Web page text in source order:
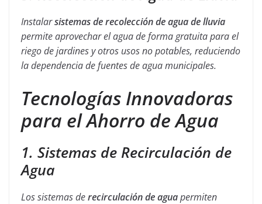
Instalarsistemas de recolección de agua de lluvia
permite aprovechar el agua de forma gratuita para el
riego de jardines y otros usos no potables, reduciendo
la dependencia de fuentes de agua municipales.
Tecnologías Innovadoras
para el Ahorro de Agua
1. Sistemas de Recirculación de
Agua
Los sistemas derecirculación de aguapermiten